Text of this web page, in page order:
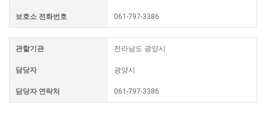
보호소 전화번호 061-797-3386
관할기관 전라남도 광양시
담당자 광양시
담당자 연락처 061-797-3386